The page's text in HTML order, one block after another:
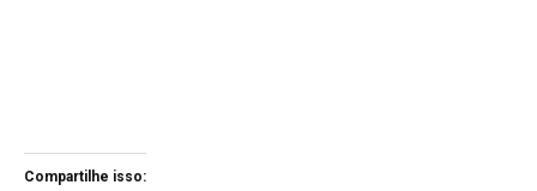
Compartilhe isso: